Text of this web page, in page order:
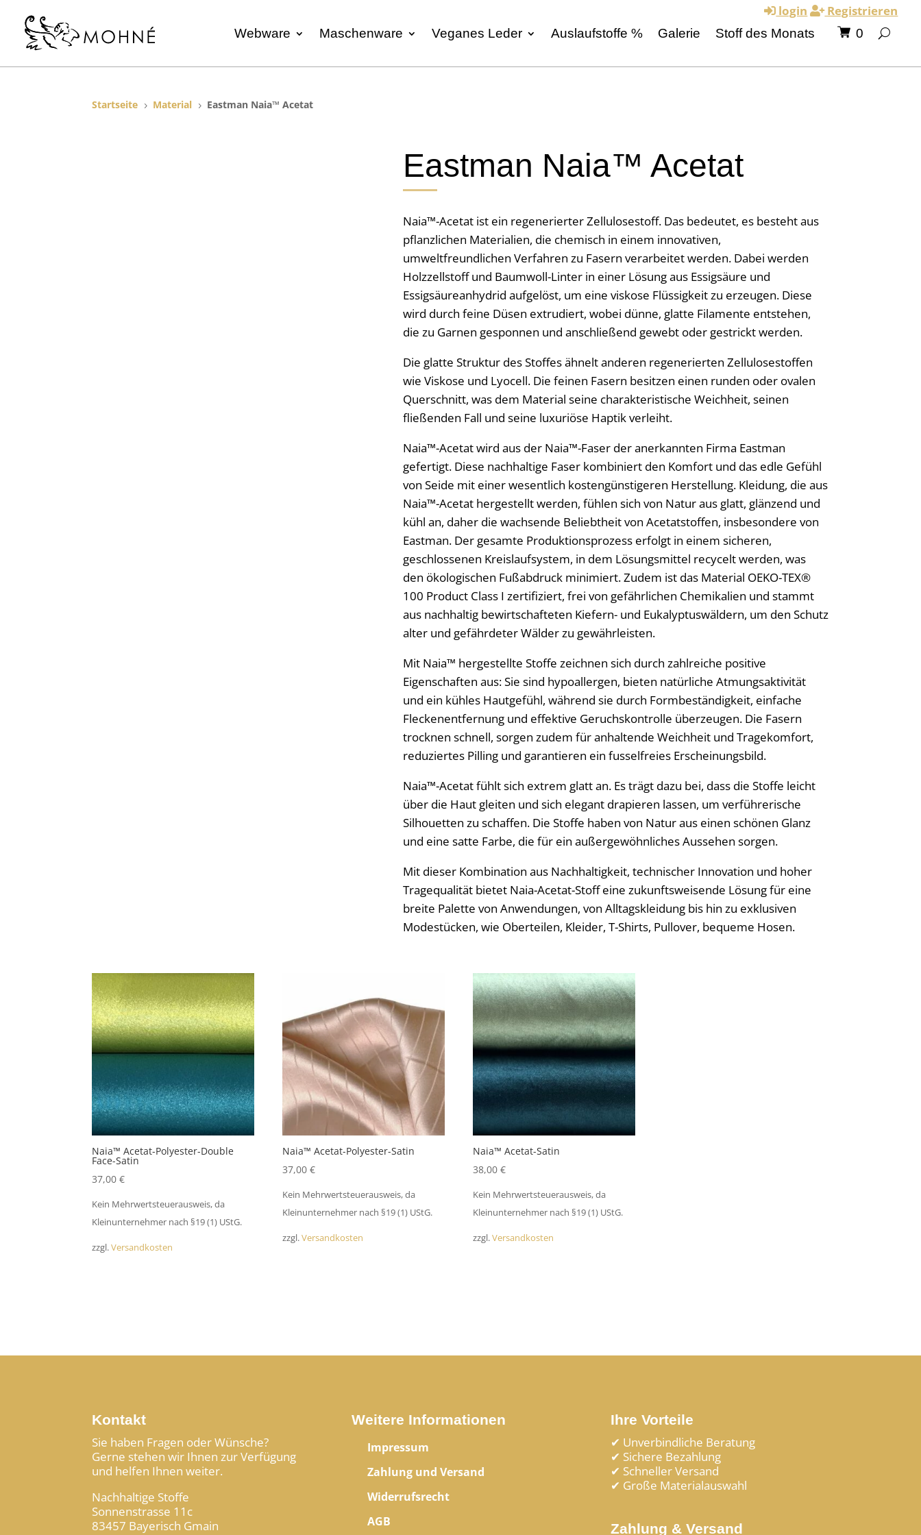
Webware Maschenware Veganes Leder Auslaufstoffe % Galerie Stoff des Monats 0
login Registrieren
Startseite 5 Material 5 Eastman Naia™ Acetat
Eastman Naia™ Acetat
Naia™-Acetat ist ein regenerierter Zellulosestoff. Das bedeutet, es besteht aus
pflanzlichen Materialien, die chemisch in einem innovativen,
umweltfreundlichen Verfahren zu Fasern verarbeitet werden. Dabei werden
Holzzellstoff und Baumwoll-Linter in einer Lösung aus Essigsäure und
Essigsäureanhydrid aufgelöst, um eine viskose Flüssigkeit zu erzeugen. Diese
wird durch feine Düsen extrudiert, wobei dünne, glatte Filamente entstehen,
die zu Garnen gesponnen und anschließend gewebt oder gestrickt werden.
Die glatte Struktur des Stoffes ähnelt anderen regenerierten Zellulosestoffen
wie Viskose und Lyocell. Die feinen Fasern besitzen einen runden oder ovalen
Querschnitt, was dem Material seine charakteristische Weichheit, seinen
fließenden Fall und seine luxuriöse Haptik verleiht.
Naia™-Acetat wird aus der Naia™-Faser der anerkannten Firma Eastman
gefertigt. Diese nachhaltige Faser kombiniert den Komfort und das edle Gefühl
von Seide mit einer wesentlich kostengünstigeren Herstellung. Kleidung, die aus
Naia™-Acetat hergestellt werden, fühlen sich von Natur aus glatt, glänzend und
kühl an, daher die wachsende Beliebtheit von Acetatstoffen, insbesondere von
Eastman. Der gesamte Produktionsprozess erfolgt in einem sicheren,
geschlossenen Kreislaufsystem, in dem Lösungsmittel recycelt werden, was
den ökologischen Fußabdruck minimiert. Zudem ist das Material OEKO-TEX®
100 Product Class I zertifiziert, frei von gefährlichen Chemikalien und stammt
aus nachhaltig bewirtschafteten Kiefern- und Eukalyptuswäldern, um den Schutz
alter und gefährdeter Wälder zu gewährleisten.
Mit Naia™ hergestellte Stoffe zeichnen sich durch zahlreiche positive
Eigenschaften aus: Sie sind hypoallergen, bieten natürliche Atmungsaktivität
und ein kühles Hautgefühl, während sie durch Formbeständigkeit, einfache
Fleckenentfernung und effektive Geruchskontrolle überzeugen. Die Fasern
trocknen schnell, sorgen zudem für anhaltende Weichheit und Tragekomfort,
reduziertes Pilling und garantieren ein fusselfreies Erscheinungsbild.
Naia™-Acetat fühlt sich extrem glatt an. Es trägt dazu bei, dass die Stoffe leicht
über die Haut gleiten und sich elegant drapieren lassen, um verführerische
Silhouetten zu schaffen. Die Stoffe haben von Natur aus einen schönen Glanz
und eine satte Farbe, die für ein außergewöhnliches Aussehen sorgen.
Mit dieser Kombination aus Nachhaltigkeit, technischer Innovation und hoher
Tragequalität bietet Naia-Acetat-Stoff eine zukunftsweisende Lösung für eine
breite Palette von Anwendungen, von Alltagskleidung bis hin zu exklusiven
Modestücken, wie Oberteilen, Kleider, T-Shirts, Pullover, bequeme Hosen.
Naia™ Acetat-Polyester-Double
Face-Satin
37,00€
Kein Mehrwertsteuerausweis, da
Kleinunternehmer nach §19 (1) UStG.
zzgl.Versandkosten
Naia™ Acetat-Polyester-Satin
37,00€
Kein Mehrwertsteuerausweis, da
Kleinunternehmer nach §19 (1) UStG.
zzgl.Versandkosten
Naia™ Acetat-Satin
38,00€
Kein Mehrwertsteuerausweis, da
Kleinunternehmer nach §19 (1) UStG.
zzgl.Versandkosten
Kontakt
Sie haben Fragen oder Wünsche?
Gerne stehen wir Ihnen zur Verfügung
und helfen Ihnen weiter.
Nachhaltige Stoffe
Sonnenstrasse 11c
83457 Bayerisch Gmain
Weitere Informationen
Impressum
Zahlung und Versand
Widerrufsrecht
AGB
Ihre Vorteile
✔ Unverbindliche Beratung
✔ Sichere Bezahlung
✔ Schneller Versand
✔ Große Materialauswahl
Zahlung & Versand